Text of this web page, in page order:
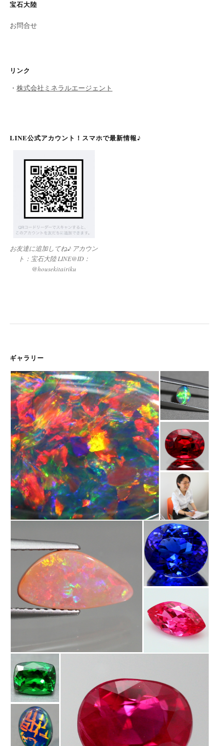
宝石大陸
お問合せ
リンク
・ 株式会社ミネラルエージェント
LINE公式アカウント！スマホで最新情報♪
お友達に追加してね♪ アカウン
ト：宝石大陸 LINE@ID：
@housekitairiku
ギャラリー